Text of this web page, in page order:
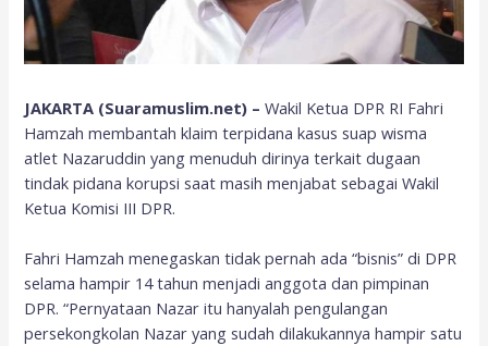
JAKARTA (Suaramuslim.net) –Wakil Ketua DPR RI Fahri
Hamzah membantah klaim terpidana kasus suap wisma
atlet Nazaruddin yang menuduh dirinya terkait dugaan
tindak pidana korupsi saat masih menjabat sebagai Wakil
Ketua Komisi III DPR.
Fahri Hamzah menegaskan tidak pernah ada “bisnis” di DPR
selama hampir 14 tahun menjadi anggota dan pimpinan
DPR. “Pernyataan Nazar itu hanyalah pengulangan
persekongkolan Nazar yang sudah dilakukannya hampir satu